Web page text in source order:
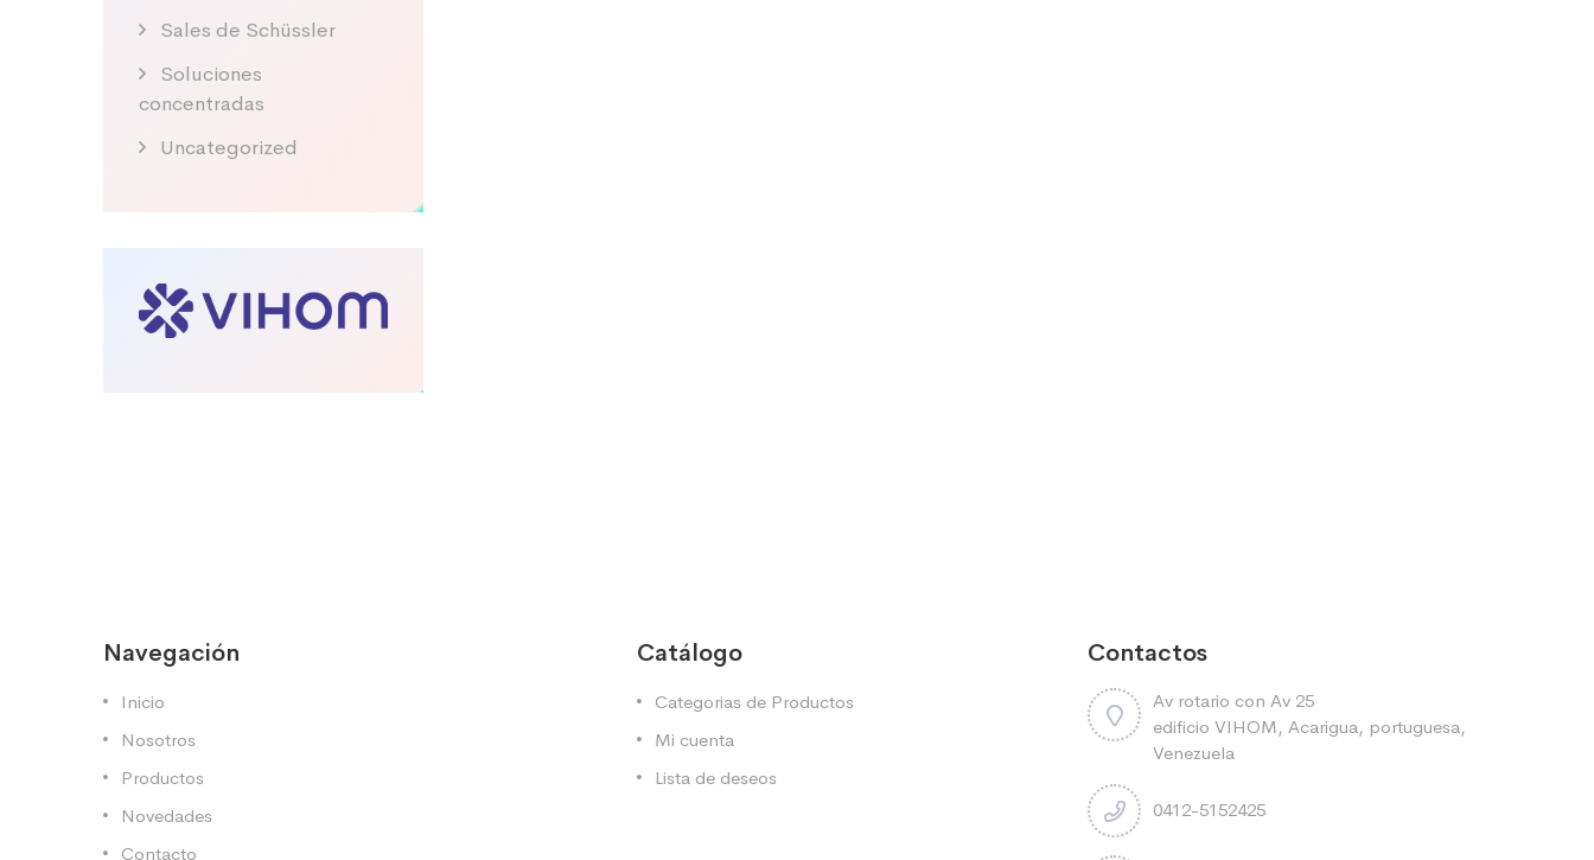
Sales de Schüssler
Soluciones
concentradas
Uncategorized
Navegación
Inicio
Nosotros
Productos
Novedades
Contacto
Catálogo
Categorias de Productos
Mi cuenta
Lista de deseos
Contactos
Av rotario con Av 25
edificio VIHOM, Acarigua, portuguesa,
Venezuela
0412-5152425